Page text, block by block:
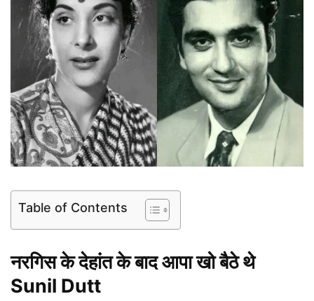
Table of Contents
नरगिस के देहांत के बाद आपा खो बैठे थे
Sunil Dutt